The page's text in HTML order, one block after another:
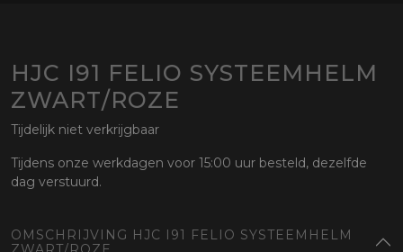
HJC I91 FELIO SYSTEEMHELM
ZWART/ROZE
Tijdelijk niet verkrijgbaar
Tijdens onze werkdagen voor 15:00 uur besteld, dezelfde
dag verstuurd.
OMSCHRIJVING HJC I91 FELIO SYSTEEMHELM